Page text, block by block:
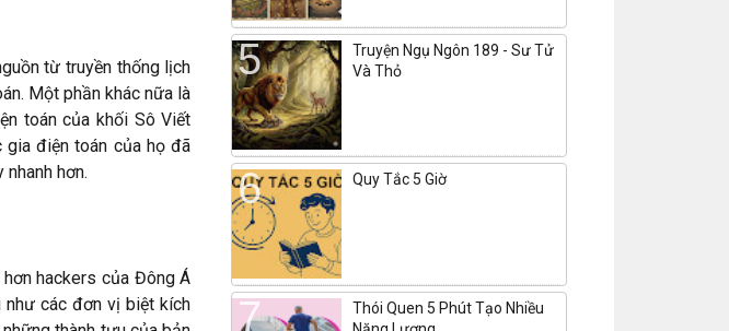
từ truyền thống lịch
Một phần khác nữa là
toán của khối Sô Viết
điện toán của họ đã
hơn.
hackers của Đông Á
các đơn vị biệt kích
Truyện Ngụ Ngôn 189 - Sư Tử
Và Thỏ
Quy Tắc 5 Giờ
Thói Quen 5 Phút Tạo Nhiều